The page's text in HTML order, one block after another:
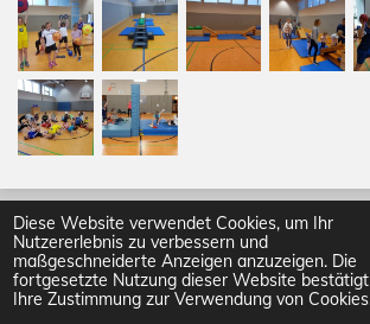
Diese Website verwendet Cookies, um Ihr
Nutzererlebnis zu verbessern und
maßgeschneiderte Anzeigen anzuzeigen. Die
fortgesetzte Nutzung dieser Website bestätigt
Ihre Zustimmung zur Verwendung von
Impressum•Datenschutz•Kontakt•
©2026 • Turn- und Sportverein